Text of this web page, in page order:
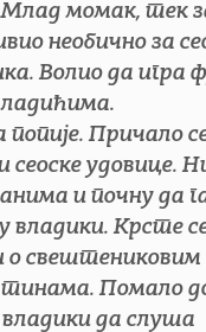
момак, тек
необично за
Волио да игра
попије. Причало се
сеоске удовице.
и почну да
владики. Крсте
о свештениковим
Помало
да слуша